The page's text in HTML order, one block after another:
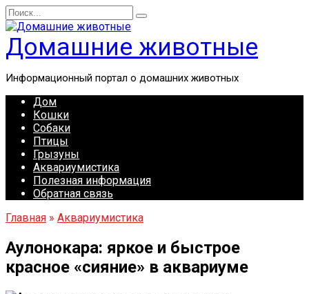
Перейти
к
содержанию
Search
for:
Домашние животные
Информационный портал о домашних животных
Дом
Кошки
Собаки
Птицы
Грызуны
Аквариумистика
Полезная информация
Обратная связь
Главная » Аквариумистика
Аулонокара: яркое и быстрое
красное «сияние» в аквариуме